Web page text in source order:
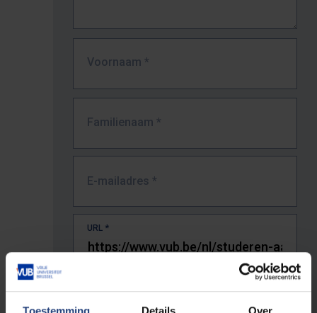
Voornaam *
Familienaam *
E-mailadres *
URL *
De volledige URL van de pagina waar je de fout zag.